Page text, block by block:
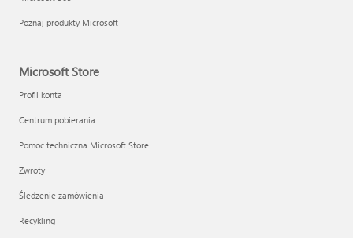
Poznaj produkty Microsoft
Microsoft Store
Profil konta
Centrum pobierania
Pomoc techniczna Microsoft Store
Zwroty
Śledzenie zamówienia
Recykling